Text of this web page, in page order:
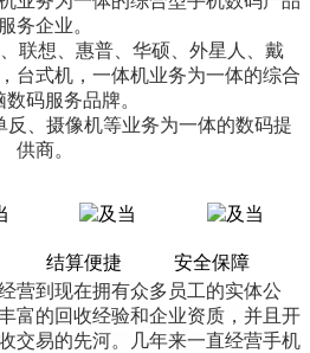
服务企业。
联想、惠普、华硕、外星人、戴
台式机，一体机业务为一体的综合
码服务品牌。
、摄像机等业务为一体的数码提
供商。
结算便捷
安全保障
营到现在拥有众多员工的实体公
富的回收经验和企业资质，并且开
交易的先河。几年来一直经营手机